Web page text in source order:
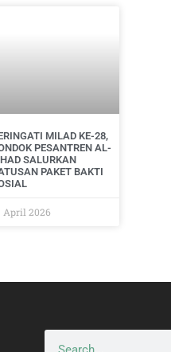
MILAD KE-28,
PESANTREN AL-
SALURKAN
PAKET BAKTI
April 2026